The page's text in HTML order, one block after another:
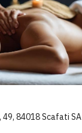
84018 Scafati SA